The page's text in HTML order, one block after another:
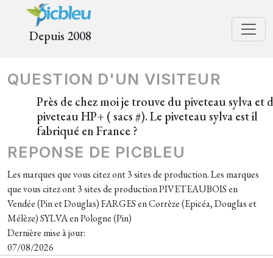
Depuis 2008
QUESTION D'UN VISITEUR
Près de chez moi je trouve du piveteau sylva et
piveteau HP+ ( sacs #). Le piveteau sylva est il
fabriqué en France ?
REPONSE DE PICBLEU
Les marques que vous citez ont 3 sites de production. Les marques
que vous citez ont 3 sites de production PIVETEAUBOIS en
Vendée (Pin et Douglas) FARGES en Corrèze (Epicéa, Douglas et
Mélèze) SYLVA en Pologne (Pin)
Dernière mise à jour:
07/08/2026